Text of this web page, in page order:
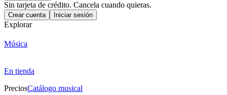
Sin tarjeta de crédito. Cancela cuando quieras.
Crear cuenta Iniciar sesión
Explorar
Música
En tienda
PreciosCatálogo musical